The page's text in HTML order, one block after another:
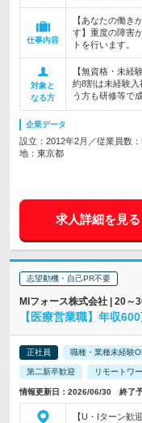
仕事内容
【あなたの働
す】重度の障害
トを行います。
対象と
なる方
【無資格・未
約8割は未経験
う方も研修等で
企業データ
設立：2012年2月／従業員数
地：東京都
求人詳細を見る
志望動機・自己PR不要
MIフォース株式会社 | 20～
【医療営業職】年収
正社員 職種・業種未経験
第二新卒歓迎 リモートワ
情報更新日：2026/06/30 終了
【U・Iターン歓